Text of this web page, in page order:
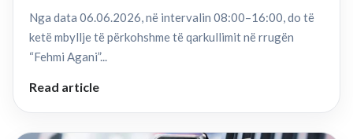
Nga data 06.06.2026, në intervalin 08:00–16:00, do të
ketë mbyllje të përkohshme të qarkullimit në rrugën
“Fehmi Agani”...
Read article